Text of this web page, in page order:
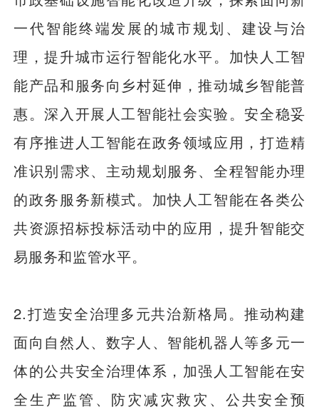
一代智能终端发展的城市规划、建设与治
理，提升城市运行智能化水平。加快人工智
能产品和服务向乡村延伸，推动城乡智能普
惠。深入开展人工智能社会实验。安全稳妥
有序推进人工智能在政务领域应用，打造精
准识别需求、主动规划服务、全程智能办理
的政务服务新模式。加快人工智能在各类公
共资源招标投标活动中的应用，提升智能交
易服务和监管水平。
2.打造安全治理多元共治新格局。推动构建
面向自然人、数字人、智能机器人等多元一
体的公共安全治理体系，加强人工智能在安
全生产监管、防灾减灾救灾、公共安全预